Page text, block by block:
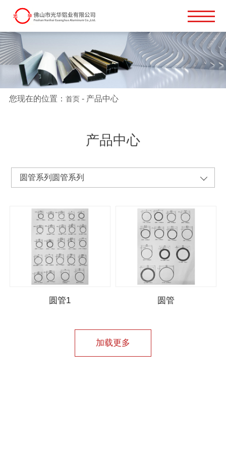
您现在的位置： 首页- 产品中心
产品中心
圆管系列圆管系列
圆管1 圆管
加载更多